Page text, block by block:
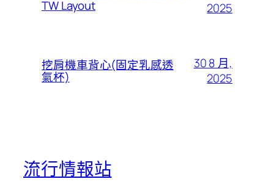
TW Layout
2025
挖肩機車背心(固定乳感透
氣杯)
30 8 月,
2025
流行情報站